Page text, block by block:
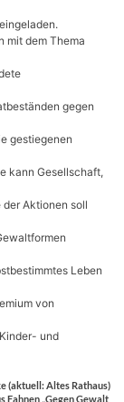
mit dem Thema
gegen
gestiegenen
kann Gesellschaft,
der Aktionen soll
Leben
von
und
(aktuell: Altes Rathaus)
Fahnen „Gegen Gewalt